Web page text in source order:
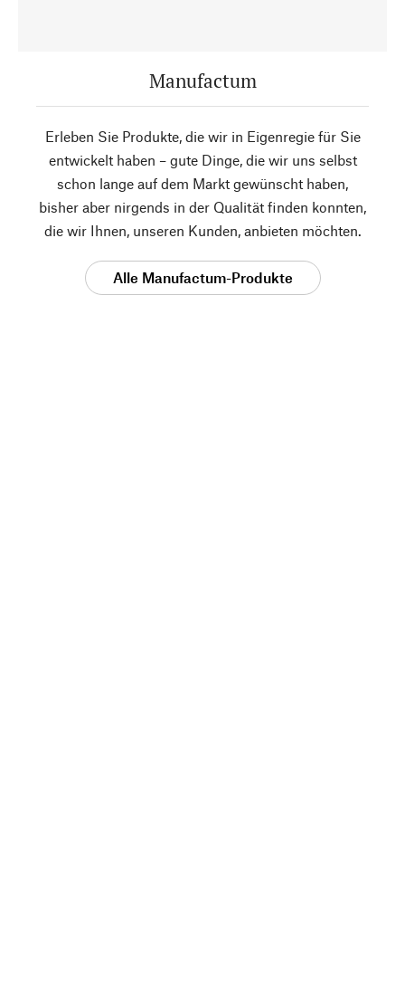
Manufactum
Erleben Sie Produkte, die wir in Eigenregie für Sie
entwickelt haben – gute Dinge, die wir uns selbst
schon lange auf dem Markt gewünscht haben,
bisher aber nirgends in der Qualität finden konnten,
die wir Ihnen, unseren Kunden, anbieten möchten.
Alle Manufactum-Produkte